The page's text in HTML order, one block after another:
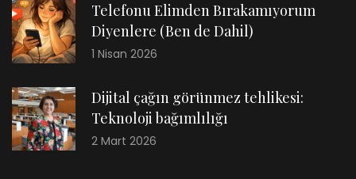
Telefonu Elimden Bırakamıyorum
Diyenlere (Ben de Dahil)
1 Nisan 2026
Dijital çağın görünmez tehlikesi:
Teknoloji bağımlılığı
2 Mart 2026